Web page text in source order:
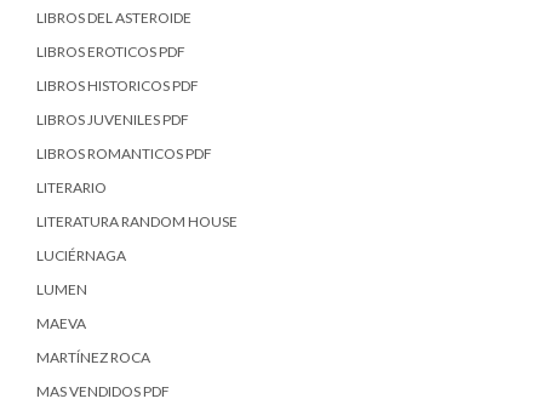
LIBROS DEL ASTEROIDE
LIBROS EROTICOS PDF
LIBROS HISTORICOS PDF
LIBROS JUVENILES PDF
LIBROS ROMANTICOS PDF
LITERARIO
LITERATURA RANDOM HOUSE
LUCIÉRNAGA
LUMEN
MAEVA
MARTÍNEZ ROCA
MAS VENDIDOS PDF